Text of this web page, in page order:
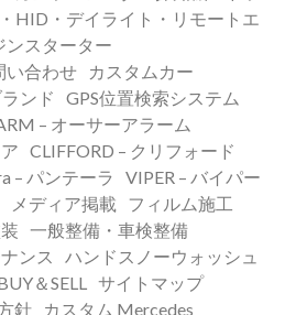
HID・デイライト・リモートエ
ンスターター
い合わせ
カスタムカー
ンド
GPS位置検索システム
– オーサーアラーム
CLIFFORD – クリフォード
– パンテーラ
VIPER – バイパー
メディア掲載
フィルム施工
一般整備・車検整備
ンス
ハンドスノーウォッシュ
＆SELL サイトマップ
針
カスタム Mercedes